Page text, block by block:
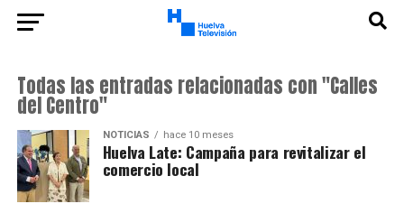
Todas las entradas relacionadas con "Calles
del Centro"
NOTICIAS hace 10 meses
Huelva Late: Campaña para revitalizar el
comercio local